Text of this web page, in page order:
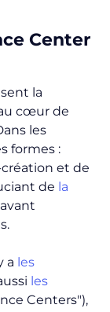
Center
la
cœur de
les
formes :
et de
de la
avant
a les
les
Centers"),